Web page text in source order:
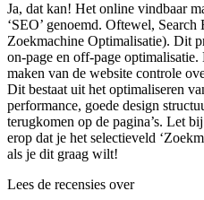
Ja, dat kan! Het online vindbaar
‘SEO’ genoemd. Oftewel,
Zoekmachine Optimalisatie). Dit
on-page en off-page
maken van de website controle
Dit bestaat uit het optimaliseren
performance, goede design
terugkomen op de pagina’s. Let
erop dat je het selectieveld
als je dit graag wilt!
Lees de recensies over